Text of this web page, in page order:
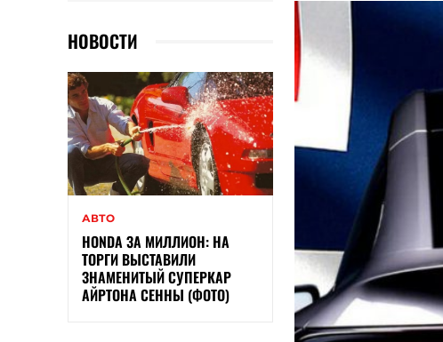
НОВОСТИ
АВТО
HONDA ЗА МИЛЛИОН: НА
ТОРГИ ВЫСТАВИЛИ
ЗНАМЕНИТЫЙ СУПЕРКАР
АЙРТОНА СЕННЫ (ФОТО)